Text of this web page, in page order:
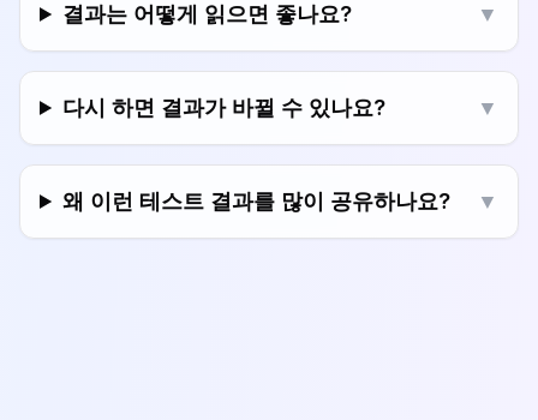
결과는 어떻게 읽으면 좋나요? ▼
다시 하면 결과가 바뀔 수 있나요? ▼
왜 이런 테스트 결과를 많이 공유하나요? ▼